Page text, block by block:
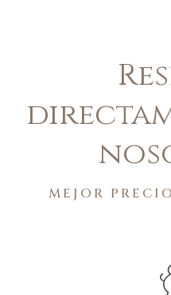
MEJOR